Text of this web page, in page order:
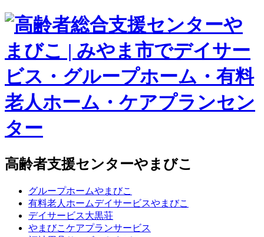
高齢者支援センターやまびこ
グループホームやまびこ
有料老人ホームデイサービスやまびこ
デイサービス大黒荘
やまびこケアプランサービス